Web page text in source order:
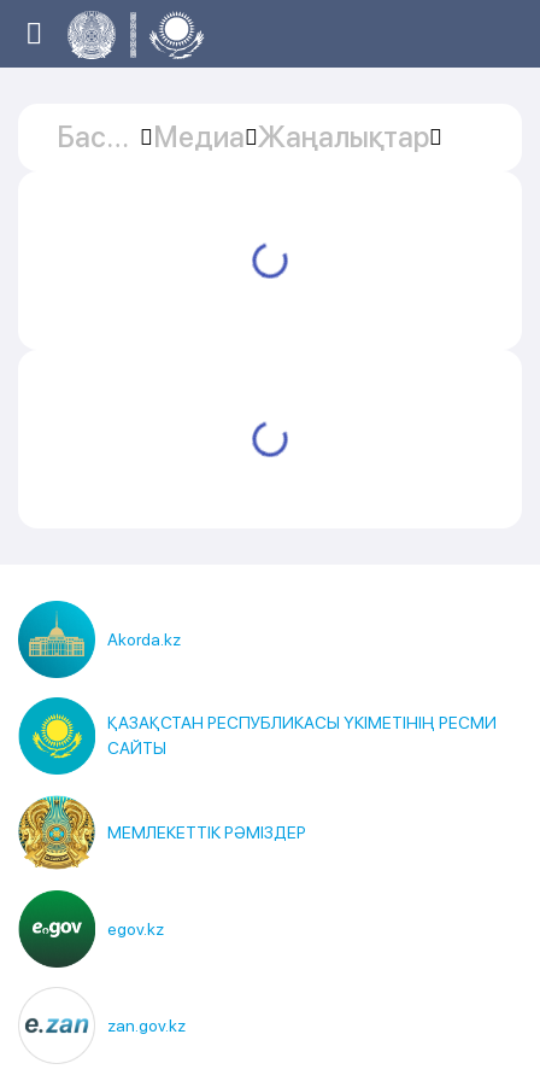
Басты
Медиа Жаңалықтар
Akorda.kz
ҚАЗАҚСТАН РЕСПУБЛИКАСЫ ҮКІМЕТІНІҢ РЕСМИ
САЙТЫ
МЕМЛЕКЕТТІК РӘМІЗДЕР
egov.kz
zan.gov.kz